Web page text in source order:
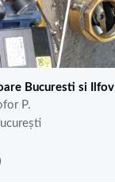
Bucuresti si Ilfov
P.